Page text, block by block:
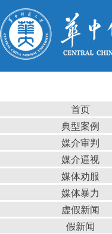
首页
典型案例
媒介审判
媒介逼视
媒体劝服
媒体暴力
虚假新闻
假新闻